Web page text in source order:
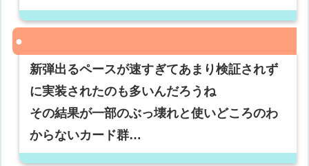
新弾出るペースが速すぎてあまり検証されず
に実装されたのも多いんだろうね
その結果が一部のぶっ壊れと使いどころのわ
からないカード群…